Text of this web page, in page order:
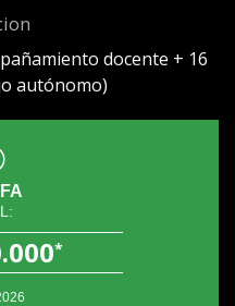
docente + 16
autónomo)
*